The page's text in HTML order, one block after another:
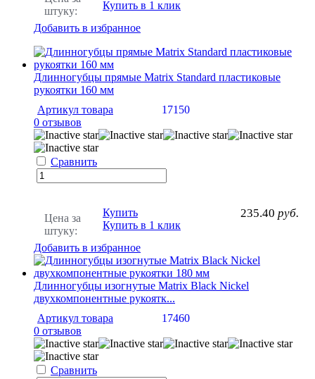
штуку:
Купить в 1 клик
Добавить в избранное
Длинногубцы прямые Matrix Standard пластиковые
рукоятки 160 мм
Артикул товара
17150
0 отзывов
Сравнить
Цена за
штуку:
235.40 руб.
Купить
Купить в 1 клик
Добавить в избранное
Длинногубцы изогнутые Matrix Black Nickel
двухкомпонентные рукоятк...
Артикул товара
17460
0 отзывов
Сравнить